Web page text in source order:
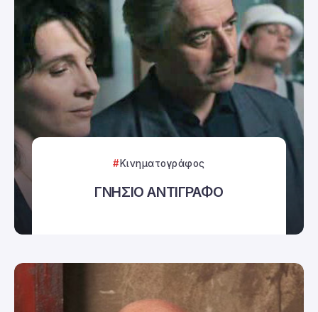
Κινηματογράφος
ΓΝΗΣΙΟ ΑΝΤΙΓΡΑΦΟ